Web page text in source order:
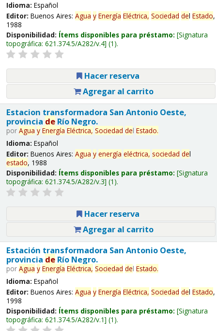
Idioma: Español
Editor: Buenos Aires: Agua y Energía Eléctrica, Sociedad del Estado,
1988
Disponibilidad: Ítems disponibles para préstamo: Signatura
topográfica: 621.374.5/A282/v.4 (1).
Hacer reserva
Agregar al carrito
Estacion transformadora San Antonio Oeste,
provincia deRío Negro.
por Agua y Energía Eléctrica, Sociedad del Estado.
Idioma: Español
Editor: Buenos Aires: Agua y energía eléctrica, sociedad del
estado, 1988
Disponibilidad: Ítems disponibles para préstamo: Signatura
topográfica: 621.374.5/A282/v.3 (1).
Hacer reserva
Agregar al carrito
Estación transformadora San Antonio Oeste,
provincia deRío Negro.
por Agua y Energía Eléctrica, Sociedad del Estado.
Idioma: Español
Editor: Buenos Aires: Agua y Energía Eléctrica, Sociedad del Estado,
1998
Disponibilidad: Ítems disponibles para préstamo: Signatura
topográfica: 621.374.5/A282/v.1 (1).